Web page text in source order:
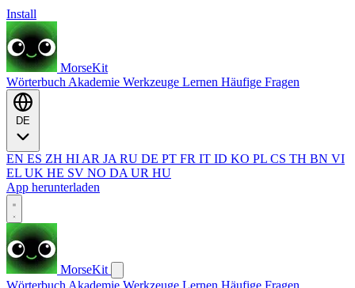
Install
MorseKit
Wörterbuch Akademie Werkzeuge Lernen Häufige Fragen
EN ES ZH HI AR JA RU DE PT FR IT ID KO PL CS TH BN VI
EL UK HE SV NO DA UR HU
App herunterladen
MorseKit
Wörterbuch Akademie Werkzeuge Lernen Häufige Fragen